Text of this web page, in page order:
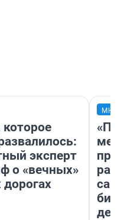
эксперт
о «вечных»
дорогах